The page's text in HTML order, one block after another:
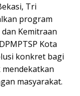
Tri
program
dan Kemitraan
Kota
konkret bagi
masyarakat.